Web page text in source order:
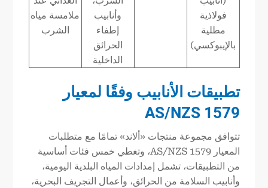
فولاذية
مطلية
بالإيبوكسي)
وأنابيب
إطفاء
الحرائق
الداخلية
ملامسة مياه
الشرب
تطبيقات الأنابيب وفقًا لمعيار
AS/NZS 1579
تتوافق مجموعة منتجات «ألاند» تمامًا مع متطلبات
المعيار AS/NZS 1579، وتغطي خمس فئات أساسية
من التطبيقات، تشمل إمدادات المياه البلدية اليومية،
وأنابيب السلامة من الحرائق، وأعمال التجريف البحرية،